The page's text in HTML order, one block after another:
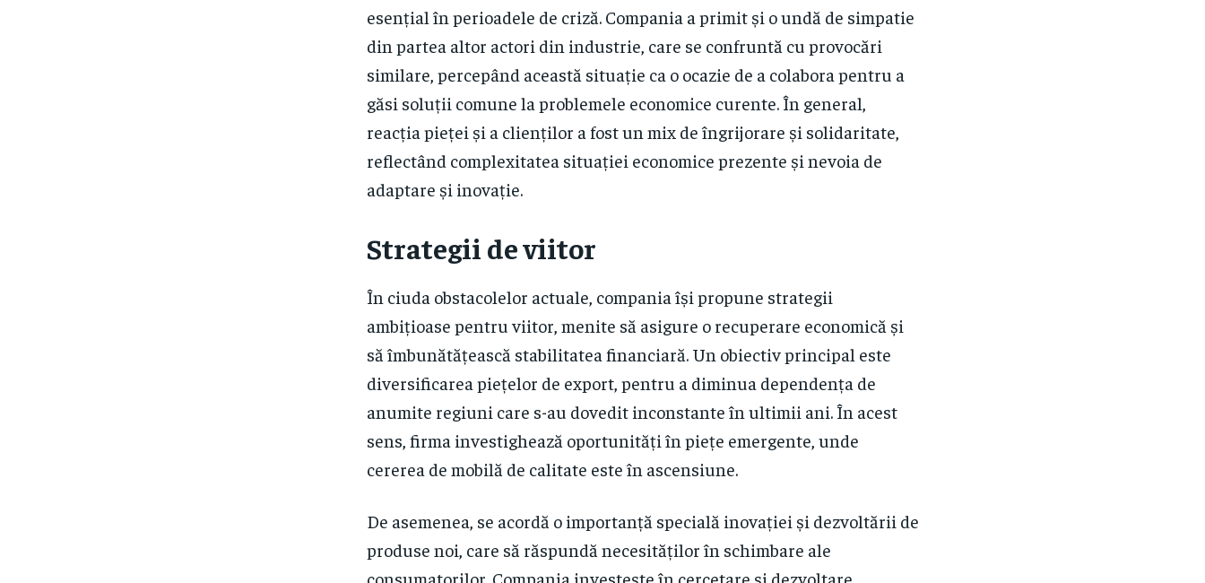
esențial în perioadele de criză. Compania a primit și o undă de simpatie
din partea altor actori din industrie, care se confruntă cu provocări
similare, percepând această situație ca o ocazie de a colabora pentru a
găsi soluții comune la problemele economice curente. În general,
reacția pieței și a clienților a fost un mix de îngrijorare și solidaritate,
reflectând complexitatea situației economice prezente și nevoia de
adaptare și inovație.
Strategii de viitor
În ciuda obstacolelor actuale, compania își propune strategii
ambițioase pentru viitor, menite să asigure o recuperare economică și
să îmbunătățească stabilitatea financiară. Un obiectiv principal este
diversificarea piețelor de export, pentru a diminua dependența de
anumite regiuni care s-au dovedit inconstante în ultimii ani. În acest
sens, firma investighează oportunități în piețe emergente, unde
cererea de mobilă de calitate este în ascensiune.
De asemenea, se acordă o importanță specială inovației și dezvoltării de
produse noi, care să răspundă necesităților în schimbare ale
consumatorilor. Compania investește în cercetare și dezvoltare,